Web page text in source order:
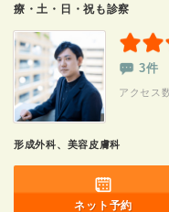
療・土・日・祝も診察
3件
アクセス
形成外科、美容皮膚科
ネット予約